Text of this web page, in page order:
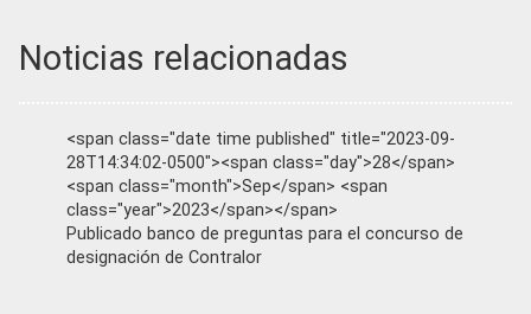
Noticias relacionadas
<span class="date time published" title="2023-09-
28T14:34:02-0500"><span class="day">28</span>
<span class="month">Sep</span> <span
class="year">2023</span></span>
Publicado banco de preguntas para el concurso de
designación de Contralor